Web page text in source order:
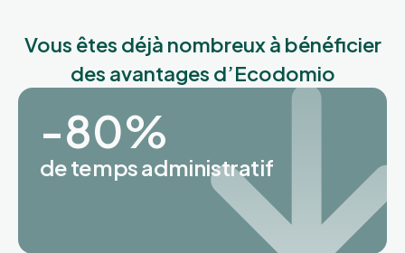
Vous êtes déjà nombreux à bénéficier
des avantages d’Ecodomio​
-80%
de temps administratif